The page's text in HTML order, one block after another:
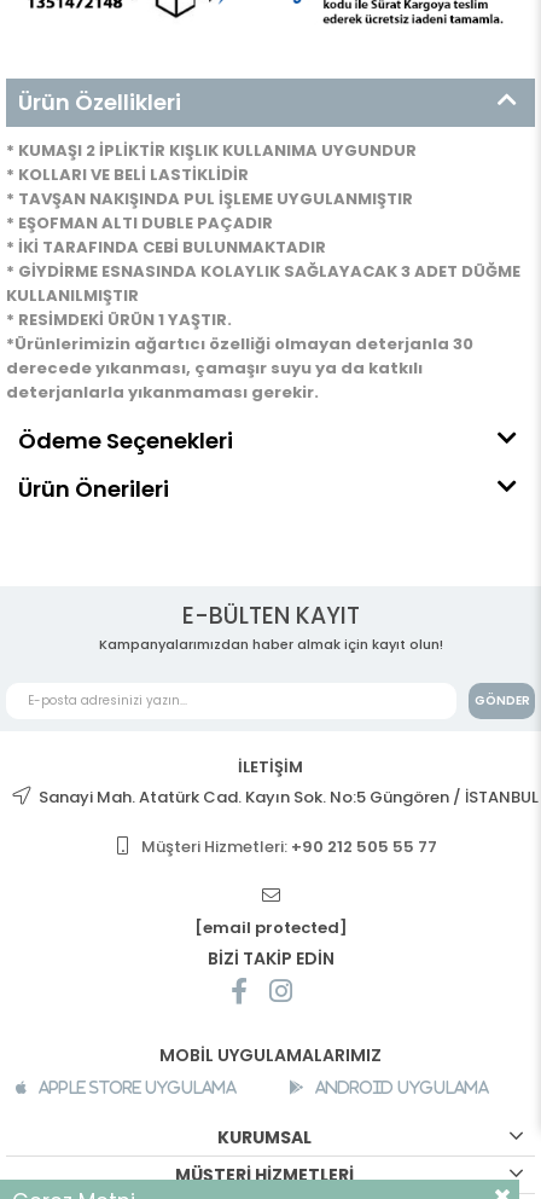
Ürün Özellikleri
* KUMAŞI 2 İPLİKTİR KIŞLIK KULLANIMA UYGUNDUR
* KOLLARI VE BELİ LASTİKLİDİR
* TAVŞAN NAKIŞINDA PUL İŞLEME UYGULANMIŞTIR
* EŞOFMAN ALTI DUBLE PAÇADIR
* İKİ TARAFINDA CEBİ BULUNMAKTADIR
* GİYDİRME ESNASINDA KOLAYLIK SAĞLAYACAK 3 ADET DÜĞME
KULLANILMIŞTIR
* RESİMDEKİ ÜRÜN 1 YAŞTIR.
*Ürünlerimizin ağartıcı özelliği olmayan deterjanla 30
derecede yıkanması, çamaşır suyu ya da katkılı
deterjanlarla yıkanmaması gerekir.
Ödeme Seçenekleri
Ürün Önerileri
E-BÜLTEN KAYIT
Kampanyalarımızdan haber almak için kayıt olun!
GÖNDER
İLETİŞİM
Sanayi Mah. Atatürk Cad. Kayın Sok. No:5 Güngören / İSTANBUL
Müşteri Hizmetleri: +90 212 505 55 77
[email protected]
BİZİ TAKİP EDİN
MOBİL UYGULAMALARIMIZ
Apple Store Uygulama Android Uygulama
KURUMSAL
MÜŞTERİ HİZMETLERİ